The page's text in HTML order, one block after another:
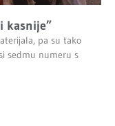
kasnije”
pa su tako
sedmu numeru s